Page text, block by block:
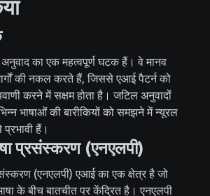
का एक महत्वपूर्ण घटक हैं। वे मानव
की नकल करते हैं, जिससे एआई पैटर्न को
करने में सक्षम होता है। जटिल अनुवादों
भाषाओं की बारीकियों को समझने में न्यूरल
हैं।
प्रसंस्करण (एनएलपी)
(एनएलपी) एआई का एक क्षेत्र है जो
के बीच बातचीत पर केंद्रित है। एनएलपी